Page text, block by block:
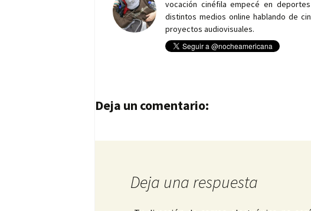
vocación cinéfila empecé en
distintos medios online hablando de
proyectos audiovisuales.
Navegación de entradas
Deja un comentario:
Deja una respuesta